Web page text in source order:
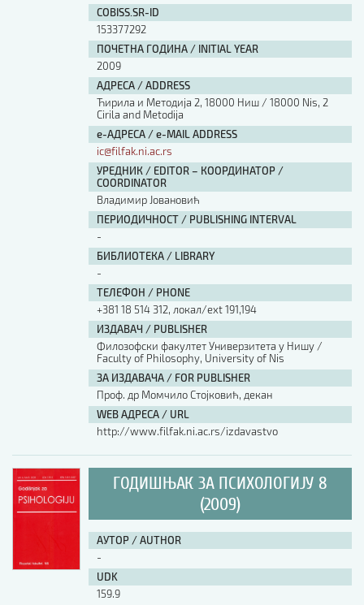
COBISS.SR-ID
153377292
ПОЧЕТНА ГОДИНА / INITIAL YEAR
2009
АДРЕСА / ADDRESS
Ћирила и Методија 2, 18000 Ниш / 18000 Nis, 2
Cirila and Metodija
е-АДРЕСА / e-MAIL ADDRESS
ic@filfak.ni.ac.rs
УРЕДНИК / EDITOR – КООРДИНАТОР /
COORDINATOR
Владимир Јовановић
ПЕРИОДИЧНОСТ / PUBLISHING INTERVAL
-
БИБЛИОТЕКА / LIBRARY
-
ТЕЛЕФОН / PHONE
+381 18 514 312, локал/ext 191,194
ИЗДАВАЧ / PUBLISHER
Филозофски факултет Универзитета у Нишу /
Faculty of Philosophy, University of Nis
ЗА ИЗДАВАЧА / FOR PUBLISHER
Проф. др Момчило Стојковић, декан
WEB АДРЕСА / URL
http://www.filfak.ni.ac.rs/izdavastvo
ГОДИШЊАК ЗА ПСИХОЛОГИЈУ 8
(2009)
АУТОР / AUTHOR
-
UDK
159.9